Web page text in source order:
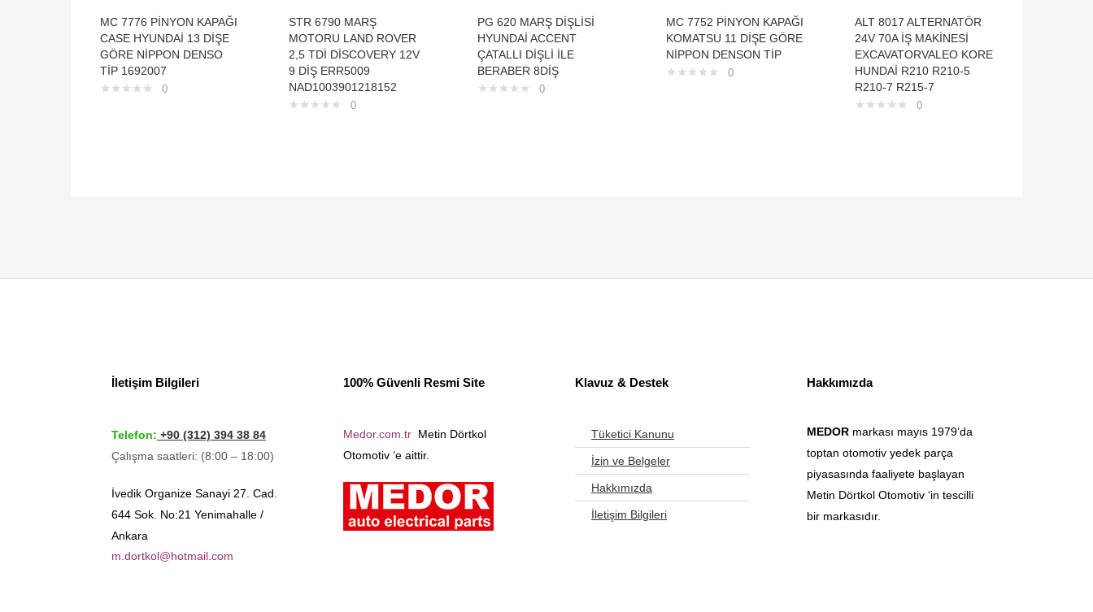
MC 7776 PİNYON KAPAĞI
CASE HYUNDAİ 13 DİŞE
GÖRE NİPPON DENSO
TİP 1692007
0
STR 6790 MARŞ
MOTORU LAND ROVER
2,5 TDİ DİSCOVERY 12V
9 DİŞ ERR5009
NAD1003901218152
0
PG 620 MARŞ DİŞLİSİ
HYUNDAİ ACCENT
ÇATALLI DİŞLİ İLE
BERABER 8DİŞ
0
MC 7752 PİNYON KAPAĞI
KOMATSU 11 DİŞE GÖRE
NİPPON DENSON TİP
0
ALT 8017 ALTERNATÖR
24V 70A İŞ MAKİNESİ
EXCAVATORVALEO KORE
HUNDAİ R210 R210-5
R210-7 R215-7
0
İletişim Bilgileri
Telefon: +90 (312) 394 38 84
Çalışma saatleri: (8:00 – 18:00)
İvedik Organize Sanayi 27. Cad.
644 Sok. No:21 Yenimahalle /
Ankara
m.dortkol@hotmail.com
100% Güvenli Resmi Site
Medor.com.tr Metin Dörtkol
Otomotiv ‘e aittir.
Klavuz & Destek
Tüketici Kanunu
İzin ve Belgeler
Hakkımızda
İletişim Bilgileri
Hakkımızda
MEDOR markası mayıs 1979’da
toptan otomotiv yedek parça
piyasasında faaliyete başlayan
Metin Dörtkol Otomotiv ‘in tescilli
bir markasıdır.